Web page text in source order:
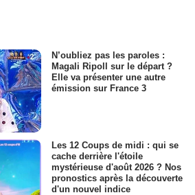
N’oubliez pas les paroles :
Magali Ripoll sur le départ ?
Elle va présenter une autre
émission sur France 3
Les 12 Coups de midi : qui se
cache derrière l'étoile
mystérieuse d'août 2026 ? Nos
pronostics après la découverte
d'un nouvel indice